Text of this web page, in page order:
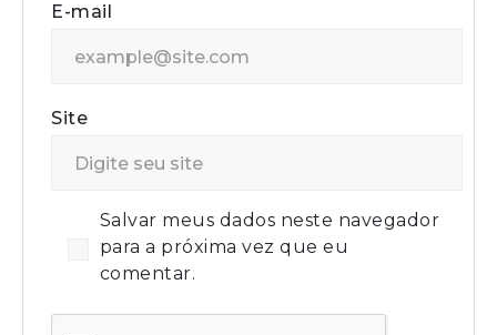
E-mail
Site
Salvar meus dados neste navegador
para a próxima vez que eu
comentar.